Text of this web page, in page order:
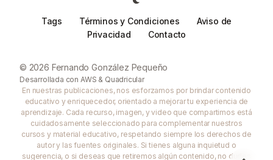
Tags Términos y Condiciones
Aviso de
Privacidad
Contacto
© 2026 Fernando González Pequeño
Desarrollada con AWS & Quadricular
En nuestras publicaciones, nos esforzamos por brindar contenido
educativo y enriquecedor, orientado a mejorar tu experiencia de
aprendizaje. Cada recurso, imagen, y video que compartimos está
cuidadosamente seleccionado para complementar nuestros
cursos y material educativo, respetando siempre los derechos de
autor y las fuentes originales. Si tienes alguna inquietud o
sugerencia, o si deseas que retiremos algún contenido, no dudes